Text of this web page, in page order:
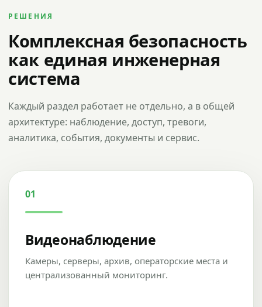
РЕШЕНИЯ
Комплексная безопасность
как единая инженерная
система
Каждый раздел работает не отдельно, а в общей
архитектуре: наблюдение, доступ, тревоги,
аналитика, события, документы и сервис.
01
Видеонаблюдение
Камеры, серверы, архив, операторские места и
централизованный мониторинг.